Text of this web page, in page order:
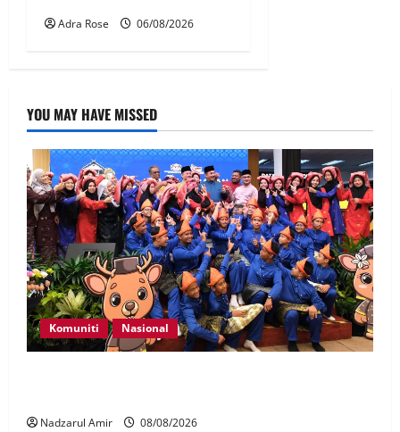
Adra Rose 06/08/2026
YOU MAY HAVE MISSED
Komuniti Nasional
Nadzarul Amir 08/08/2026